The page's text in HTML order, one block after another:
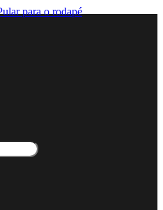
para o rodapé